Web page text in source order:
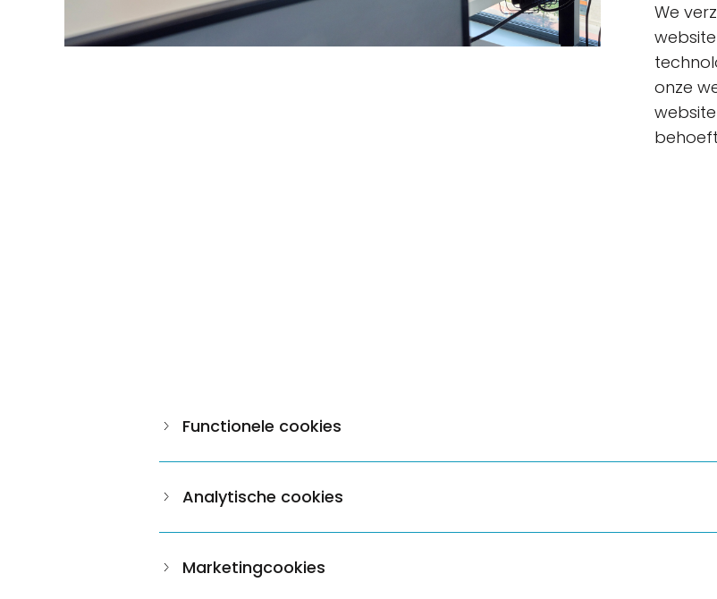
We
onze
Functionele cookies
Analytische cookies
Marketingcookies